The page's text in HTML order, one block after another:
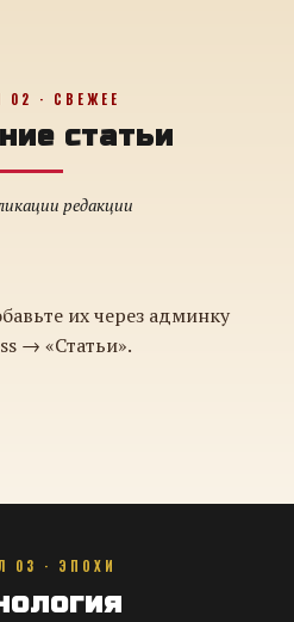
02 · СВЕЖЕЕ
статьи
редакции
их через админку
→ «Статьи».
03 · ЭПОХИ